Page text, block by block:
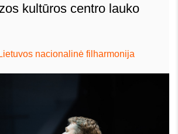
kultūros centro lauko
nacionalinė filharmonija